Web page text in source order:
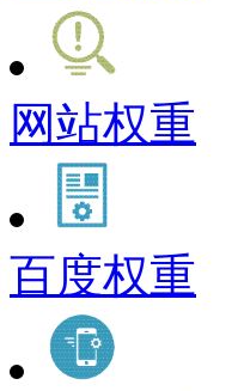
网站权重
百度权重